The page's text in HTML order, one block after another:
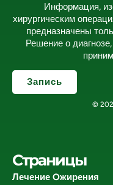
Информация,
хирургическим
предназначены
Решение о
Запись
©
Страницы
Лечение Oжирения